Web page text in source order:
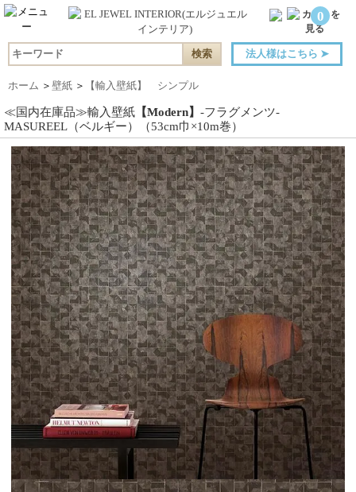
0
法人様はこちら ➤
ホーム ＞ 壁紙 ＞ 【輸入壁紙】 シンプル
≪国内在庫品≫輸入壁紙 【Modern】 -フラグメンツ-
MASUREEL（ベルギー）（53cm巾×10m巻）